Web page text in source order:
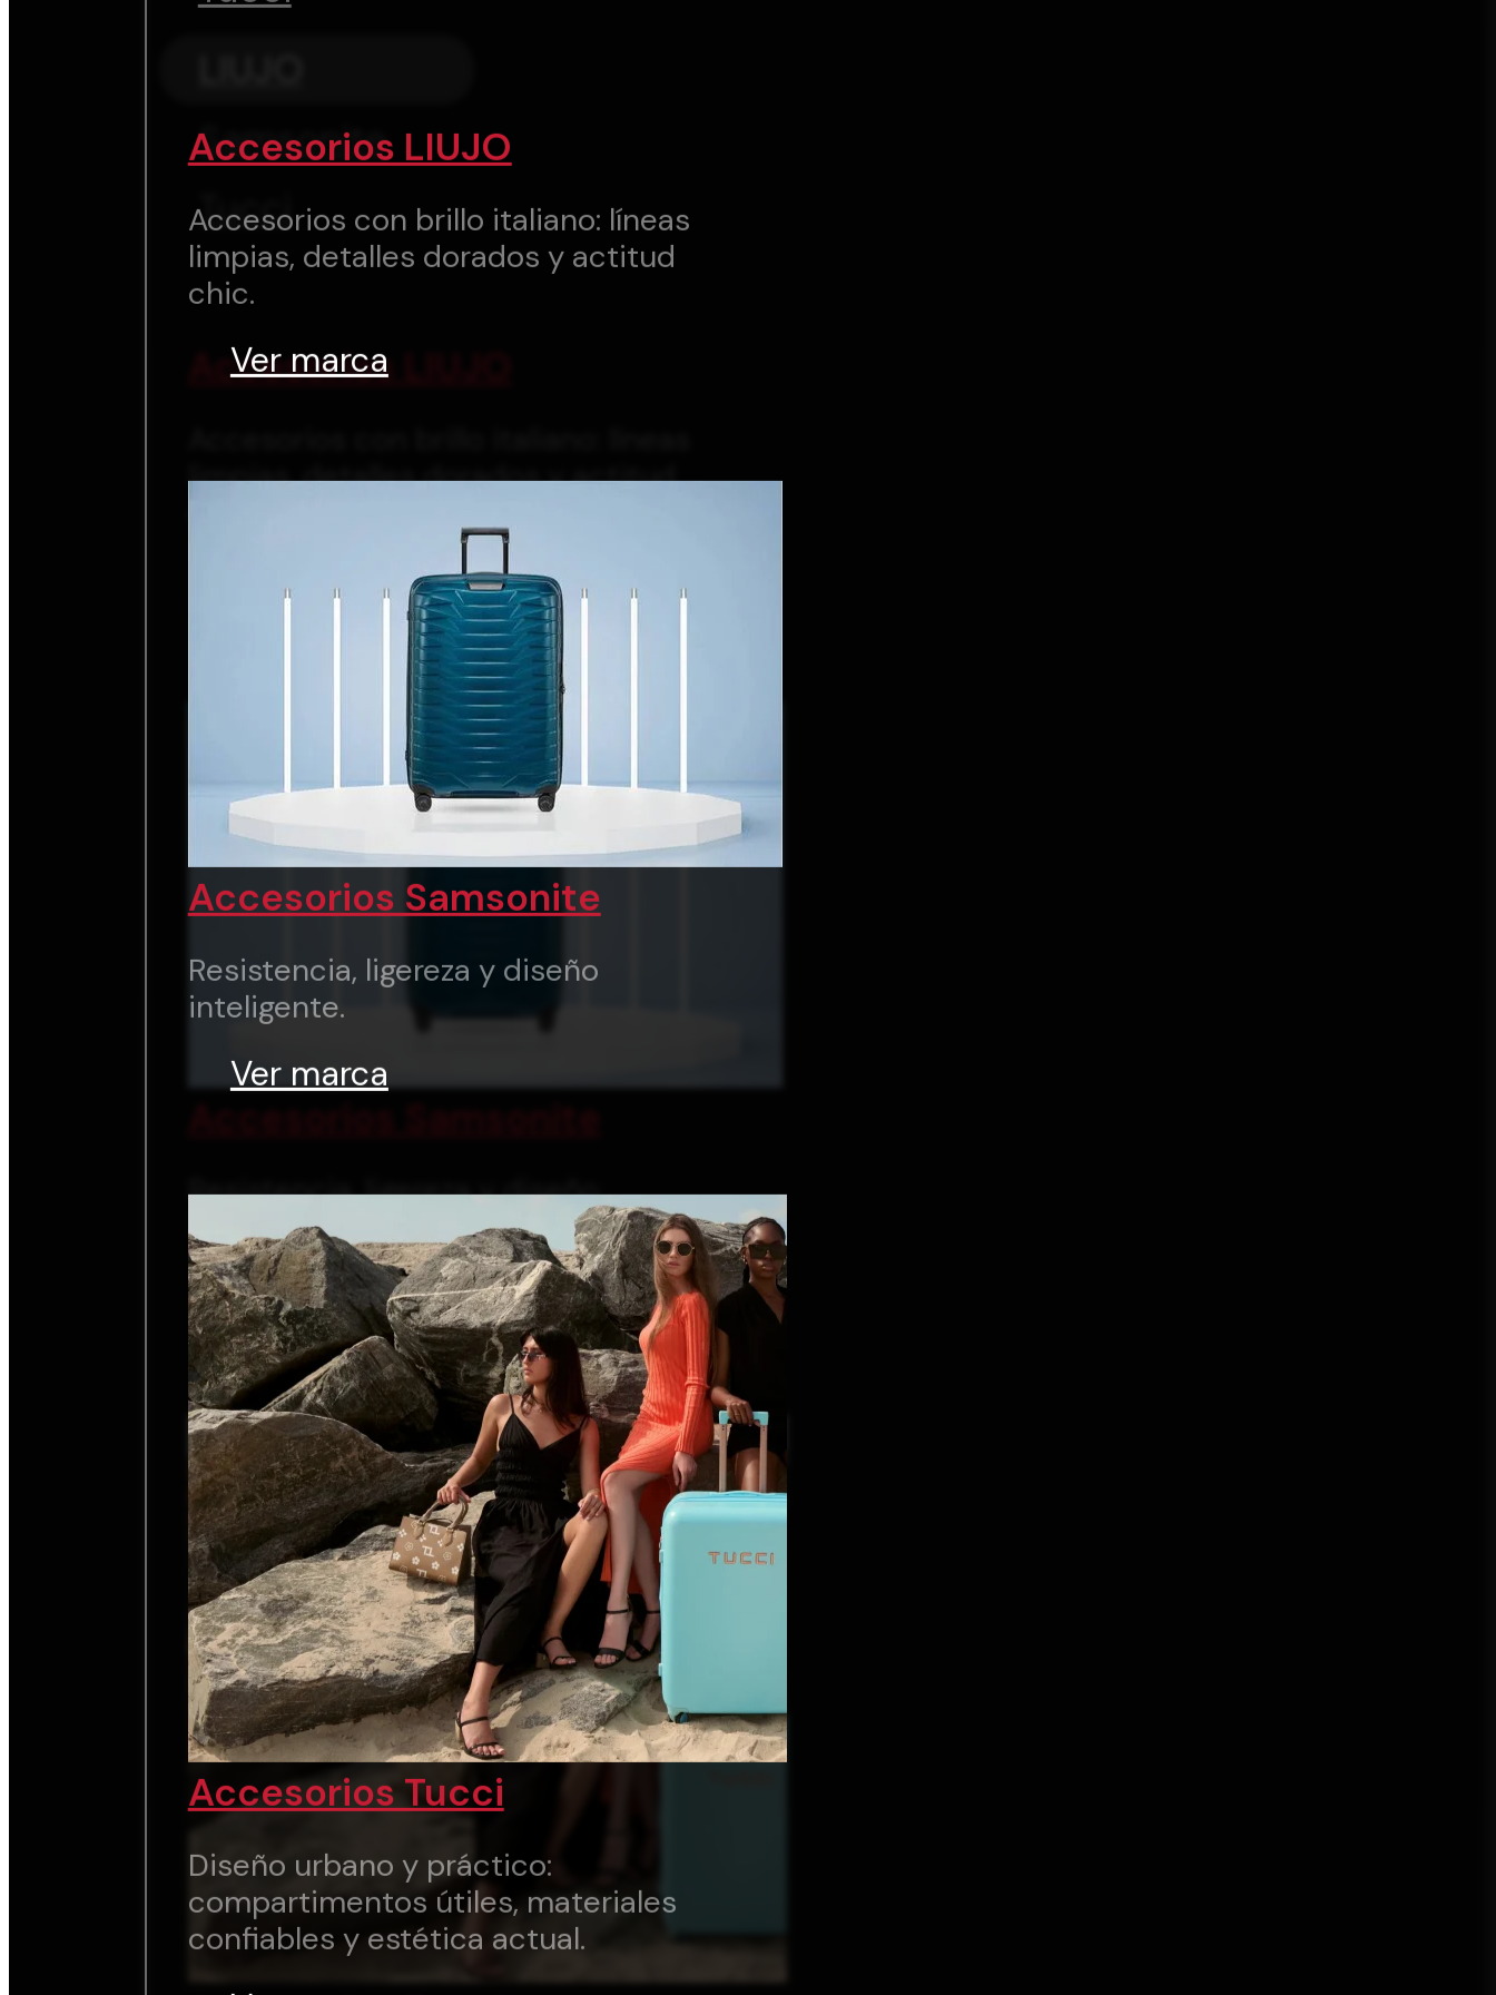
Samsonite
Tucci
Accesorios LIUJO
limpias, detalles dorados y actitud
Ver marca
Accesorios Samsonite
Resistencia, ligereza y diseño
inteligente.
Ver marca
Accesorios LIUJO
Accesorios con brillo italiano: líneas
limpias, detalles dorados y actitud
chic.
Ver marca
Accesorios Samsonite
Resistencia, ligereza y diseño
inteligente.
Ver marca
Accesorios Tucci
Diseño urbano y práctico:
compartimentos útiles, materiales
confiables y estética actual.